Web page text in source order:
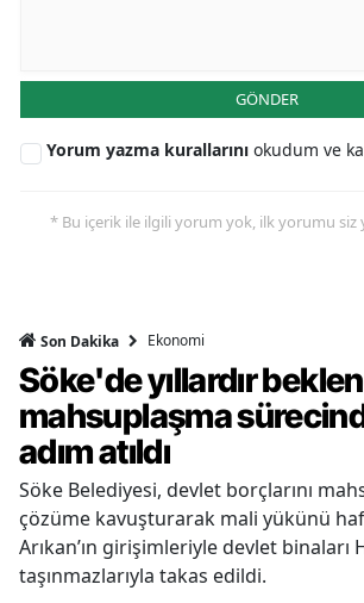
GÖNDER
Yorum yazma kurallarını okudum ve
* Bu içerik ile ilgili yorum yok, ilk yorumu siz
Son Dakika Ekonomi
Söke'de yıllardır
mahsuplaşma
adım atıldı
Söke Belediyesi, devlet borçlarını
çözüme kavuşturarak mali yükünü
Arıkan’ın girişimleriyle devlet binaları
taşınmazlarıyla takas edildi.